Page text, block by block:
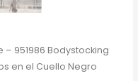
– 951986 Bodystocking
en el Cuello Negro